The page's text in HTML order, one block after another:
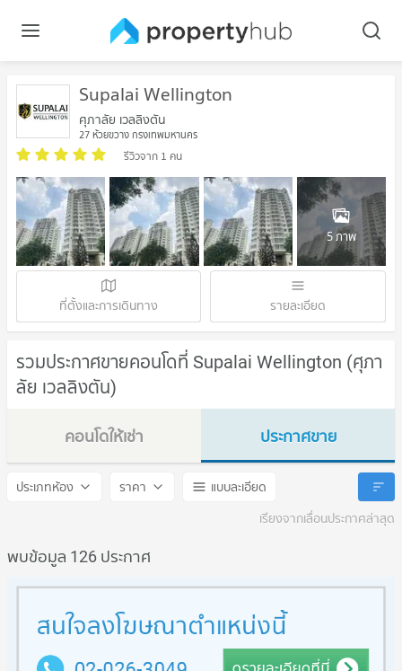
Supalai Wellington
ศุภาลัย เวลลิงตัน
27 ห้วยขวาง กรุงเทพมหานคร
รีวิวจาก 1 คน
5 ภาพ
ที่ตั้งและการเดินทาง รายละเอียด
รวมประกาศขายคอนโดที่ Supalai Wellington (ศุภา
ลัย เวลลิงตัน)
คอนโดให้เช่า
Supalai Wellington
ประกาศขาย
Supalai Wellington
ประเภทห้อง ราคา
แบบละเอียด
เรียงจากเลื่อนประกาศล่าสุด
พบข้อมูล 126 ประกาศ